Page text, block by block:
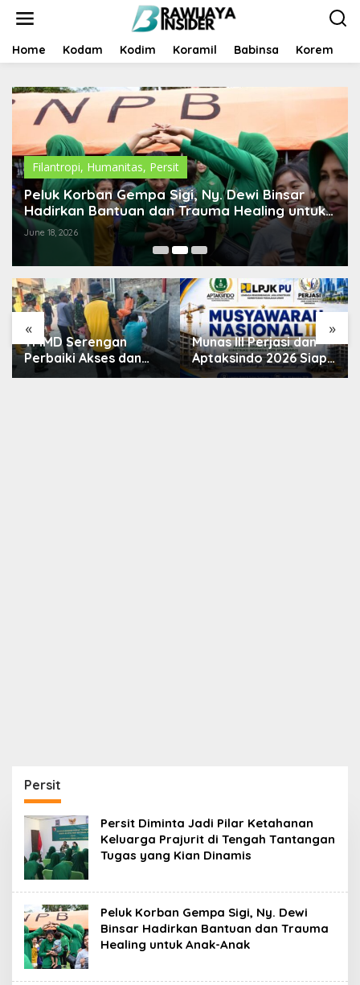
t
Home Kodam Kodim Koramil Babinsa Korem
Filantropi, Humanitas, Persit
Peluk Korban Gempa Sigi, Ny. Dewi Binsar
Hadirkan Bantuan dan Trauma Healing untuk
Anak-Anak
June 18, 2026
« »
TMMD Serengan
Perbaiki Akses dan
Saluran Air, Warga
Munas III Perjasi dan
Aptaksindo 2026 Siap
Digelar, Peserta Dari
Persit
Persit Diminta Jadi Pilar Ketahanan
Keluarga Prajurit di Tengah Tantangan
Tugas yang Kian Dinamis
Peluk Korban Gempa Sigi, Ny. Dewi
Binsar Hadirkan Bantuan dan Trauma
Healing untuk Anak-Anak